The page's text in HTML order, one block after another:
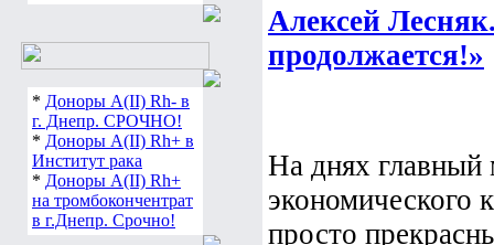
* Доноры А(ІІ) Rh- в
г. Днепр. СРОЧНО!
* Доноры А(ІІ) Rh+ в
Институт рака
* Доноры А(ІІ) Rh+
на тромбокончентрат
в г.Днепр. Срочно!
Алексей
продолжается!»
На днях
экономического
просто